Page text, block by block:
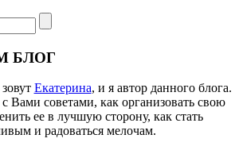
БЛОГ
Екатерина, и я автор данного блога.
Вами советами, как организовать свою
ее в лучшую сторону, как стать
и радоваться мелочам.